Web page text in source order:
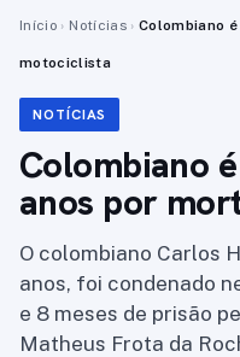
Início › Notícias › Colombiano
motociclista
NOTÍCIAS
Colombiano
anos por
O colombiano Carlos
anos, foi condenado
e 8 meses de prisão
Matheus Frota da